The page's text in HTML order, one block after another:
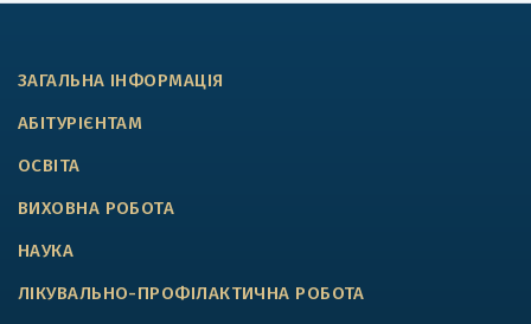
ЗАГАЛЬНА ІНФОРМАЦІЯ
АБІТУРІЄНТАМ
ОСВІТА
ВИХОВНА РОБОТА
НАУКА
ЛІКУВАЛЬНО-ПРОФІЛАКТИЧНА РОБОТА